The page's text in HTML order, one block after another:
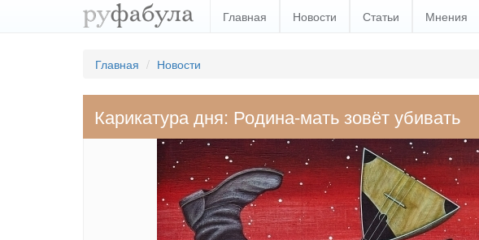
Главная Новости Статьи Мнения
Главная Новости
Карикатура дня: Родина-мать зовёт убивать